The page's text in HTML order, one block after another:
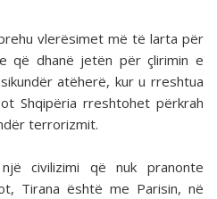
vlerësimet më të larta për
që dhanë jetën për çlirimin e
atëherë, kur u rreshtua
Shqipëria rreshtohet përkrah
terrorizmit.
civilizimi që nuk pranonte
Tirana është me Parisin, në